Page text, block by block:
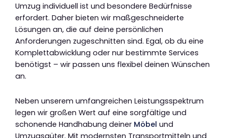
Umzug individuell ist und besondere Bedürfnisse
erfordert. Daher bieten wir maßgeschneiderte
Lösungen an, die auf deine persönlichen
Anforderungen zugeschnitten sind. Egal, ob du eine
Komplettabwicklung oder nur bestimmte Services
benötigst – wir passen uns flexibel deinen Wünschen
an.
Neben unserem umfangreichen Leistungsspektrum
legen wir großen Wert auf eine sorgfältige und
schonende Handhabung deiner Möbel und
Umzugsgüter. Mit modernsten Transportmitteln und